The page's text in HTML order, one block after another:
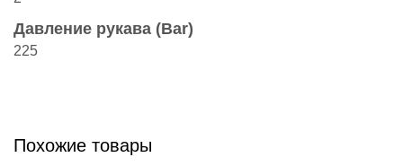
Давление рукава (Bar)
225
Похожие товары